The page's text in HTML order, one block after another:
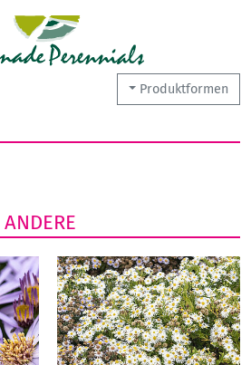
Produktformen
ANDERE